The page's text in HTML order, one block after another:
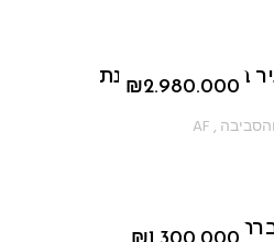
₪2.980.000
באר שבע בשכונת
,
AF
פיארברג